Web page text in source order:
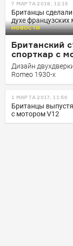
В Женеве
7 МАРТА 2018, 12:15
Британцы сделали
духе
НОВОСТИ
Британский
спорткар с
Дизайн
Romeo 1930-х
1 МАРТА 2017, 11:56
Британцы
с мотором V12